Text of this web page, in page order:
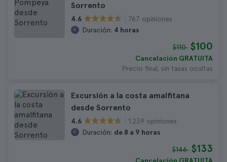
Sorrento
4.6
767 opiniones
Duración: 4 horas
$110 $100
Cancelación GRATUITA
Precio final, sin tasas ocultas
Excursión a la costa amalfitana
desde Sorrento
4.6
1.239 opiniones
Duración: de 8 a 9 horas
$146 $133